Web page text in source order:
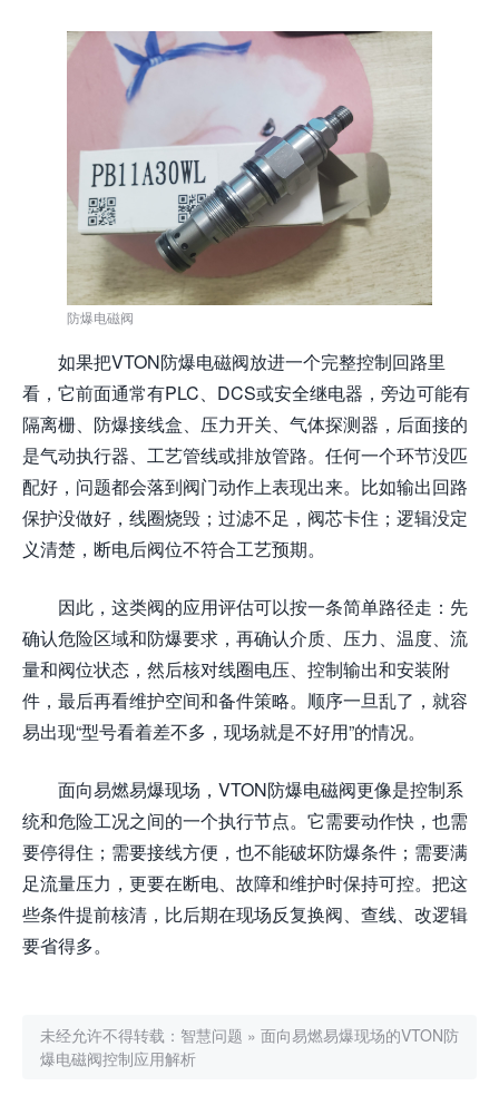
防爆电磁阀
如果把VTON防爆电磁阀放进一个完整控制回路里
看，它前面通常有PLC、DCS或安全继电器，旁边可能有
隔离栅、防爆接线盒、压力开关、气体探测器，后面接的
是气动执行器、工艺管线或排放管路。任何一个环节没匹
配好，问题都会落到阀门动作上表现出来。比如输出回路
保护没做好，线圈烧毁；过滤不足，阀芯卡住；逻辑没定
义清楚，断电后阀位不符合工艺预期。
因此，这类阀的应用评估可以按一条简单路径走：先
确认危险区域和防爆要求，再确认介质、压力、温度、流
量和阀位状态，然后核对线圈电压、控制输出和安装附
件，最后再看维护空间和备件策略。顺序一旦乱了，就容
易出现“型号看着差不多，现场就是不好用”的情况。
面向易燃易爆现场，VTON防爆电磁阀更像是控制系
统和危险工况之间的一个执行节点。它需要动作快，也需
要停得住；需要接线方便，也不能破坏防爆条件；需要满
足流量压力，更要在断电、故障和维护时保持可控。把这
些条件提前核清，比后期在现场反复换阀、查线、改逻辑
要省得多。
未经允许不得转载： 智慧问题 » 面向易燃易爆现场的VTON防
爆电磁阀控制应用解析